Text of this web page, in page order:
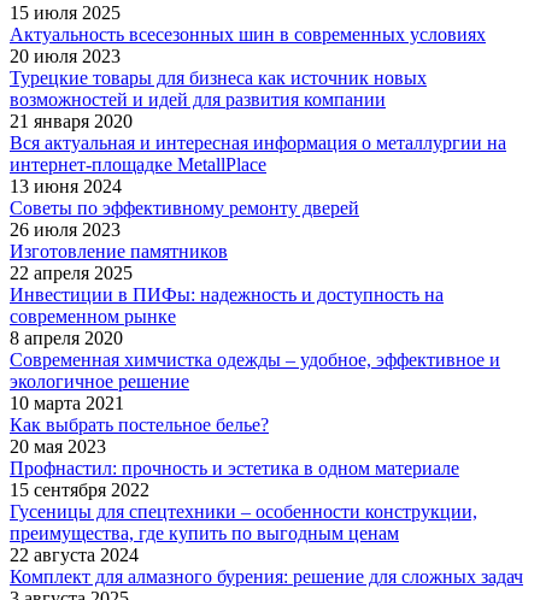
15 июля 2025
Актуальность всесезонных шин в современных условиях
20 июля 2023
Турецкие товары для бизнеса как источник новых
возможностей и идей для развития компании
21 января 2020
Вся актуальная и интересная информация о металлургии на
интернет-площадке MetallPlace
13 июня 2024
Советы по эффективному ремонту дверей
26 июля 2023
Изготовление памятников
22 апреля 2025
Инвестиции в ПИФы: надежность и доступность на
современном рынке
8 апреля 2020
Современная химчистка одежды – удобное, эффективное и
экологичное решение
10 марта 2021
Как выбрать постельное белье?
20 мая 2023
Профнастил: прочность и эстетика в одном материале
15 сентября 2022
Гусеницы для спецтехники – особенности конструкции,
преимущества, где купить по выгодным ценам
22 августа 2024
Комплект для алмазного бурения: решение для сложных задач